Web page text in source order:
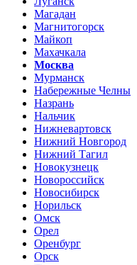
Магадан
Магнитогорск
Майкоп
Махачкала
Москва
Мурманск
Набережные Челны
Назрань
Нальчик
Нижневартовск
Нижний Новгород
Нижний Тагил
Новокузнецк
Новороссийск
Новосибирск
Норильск
Омск
Орел
Оренбург
Орск